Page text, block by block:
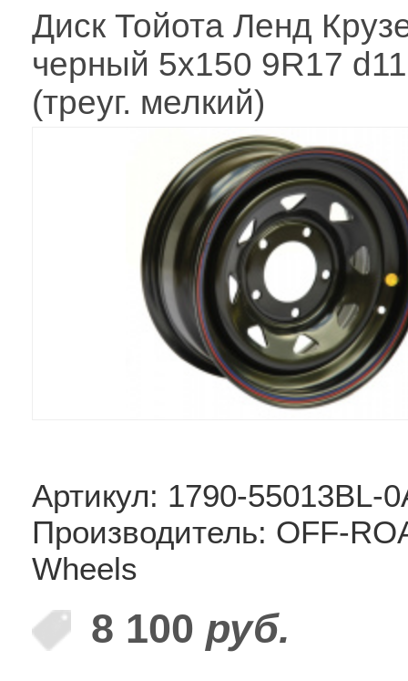
Диск Тойота Ленд
черный 5x150 9R17
(треуг. мелкий)
Артикул: 1790-55013BL-
Производитель: OFF-
Wheels
8 100 руб.